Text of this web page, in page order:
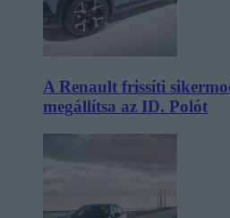
A Renault frissíti
megállítsa az ID. Polót